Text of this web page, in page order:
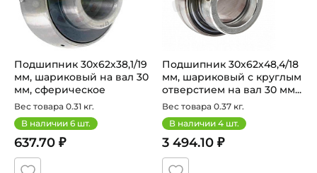
Подшипник 30х62х38,1/19
мм, шариковый на вал 30
мм, сферическое
наружно...
Вес товара 0.31 кг.
В наличии 6 шт.
637.70 ₽
Подшипник 30х62х48,4/18
мм, шариковый с круглым
отверстием на вал 30 мм...
Вес товара 0.37 кг.
В наличии 4 шт.
3 494.10 ₽